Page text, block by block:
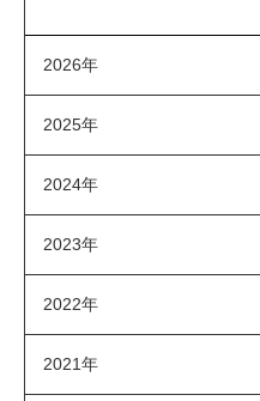
2026年
2025年
2024年
2023年
2022年
2021年